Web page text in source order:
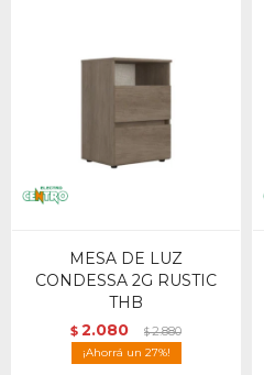
MESA DE LUZ
CONDESSA 2G RUSTIC
THB
$ 2.080 $2.880
27